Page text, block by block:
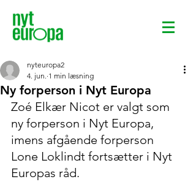
Ny forperson i Nyt Europa
nyteuropa2
4. jun. 1 min læsning
Zoé Elkær Nicot er valgt som
ny forperson i Nyt Europa,
imens afgående forperson
Lone Loklindt fortsætter i Nyt
Europas råd.